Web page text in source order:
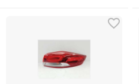
favorite_border